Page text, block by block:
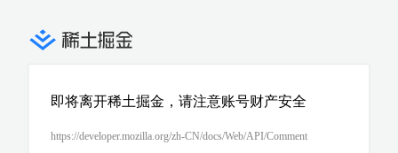
即将离开稀土掘金，请注意账号财产安全
https://developer.mozilla.org/zh-CN/docs/Web/API/Comment